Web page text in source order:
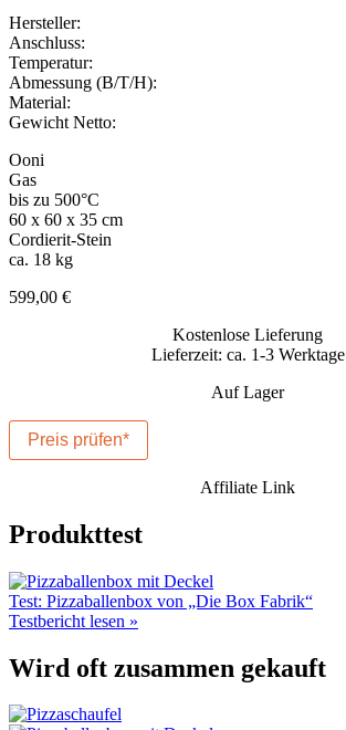
Hersteller:
Anschluss:
Temperatur:
Abmessung (B/T/H):
Material:
Gewicht Netto:
Ooni
Gas
bis zu 500°C
60 x 60 x 35 cm
Cordierit-Stein
ca. 18 kg
599,00 €
Kostenlose Lieferung
Lieferzeit: ca. 1-3 Werktage
Auf Lager
Preis prüfen*
Affiliate Link
Produkttest
Test: Pizzaballenbox von „Die Box Fabrik“
Testbericht lesen »
Wird oft zusammen gekauft